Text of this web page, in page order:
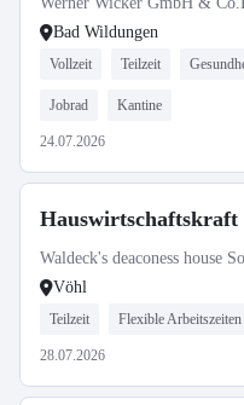
Bad Wildungen
Vollzeit Teilzeit
Jobrad Kantine
24.07.2026
Waldeck's deaconess house
Vöhl
Teilzeit Flexible Arbeitszeiten
28.07.2026